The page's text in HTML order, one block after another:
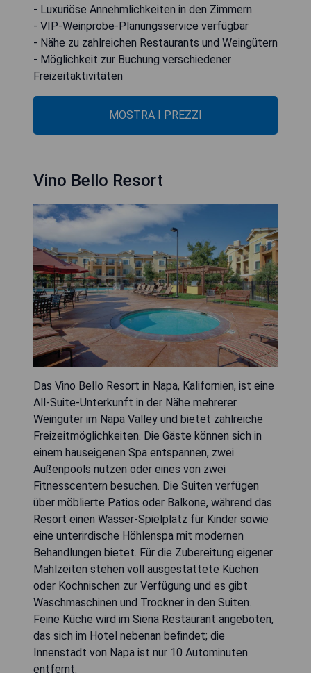
- Luxuriöse Annehmlichkeiten in den Zimmern
- VIP-Weinprobe-Planungsservice verfügbar
- Nähe zu zahlreichen Restaurants und Weingütern
- Möglichkeit zur Buchung verschiedener
Freizeitaktivitäten
MOSTRA I PREZZI
Vino Bello Resort
Das Vino Bello Resort in Napa, Kalifornien, ist eine
All-Suite-Unterkunft in der Nähe mehrerer
Weingüter im Napa Valley und bietet zahlreiche
Freizeitmöglichkeiten. Die Gäste können sich in
einem hauseigenen Spa entspannen, zwei
Außenpools nutzen oder eines von zwei
Fitnesscentern besuchen. Die Suiten verfügen
über möblierte Patios oder Balkone, während das
Resort einen Wasser-Spielplatz für Kinder sowie
eine unterirdische Höhlenspa mit modernen
Behandlungen bietet. Für die Zubereitung eigener
Mahlzeiten stehen voll ausgestattete Küchen
oder Kochnischen zur Verfügung und es gibt
Waschmaschinen und Trockner in den Suiten.
Feine Küche wird im Siena Restaurant angeboten,
das sich im Hotel nebenan befindet; die
Innenstadt von Napa ist nur 10 Autominuten
entfernt.